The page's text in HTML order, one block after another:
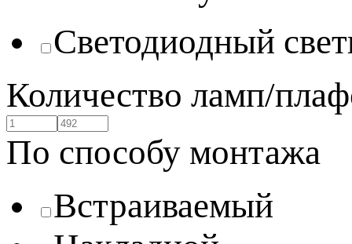
Светодиодный
Количество ламп/
По способу монтажа
Встраиваемый